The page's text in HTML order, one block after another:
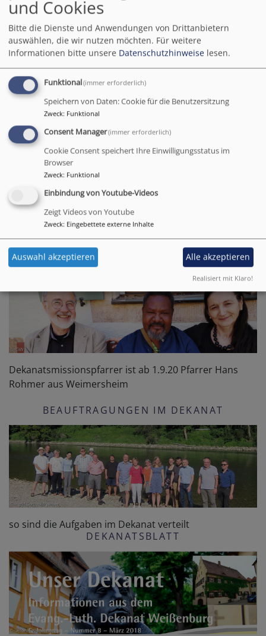
KLINIKSEELSORGE
Klinikseelsorge durch Pfrin Sibylle Bloch
MITARBEITERVERTRETUNG (MAV)
Im Dekanat Weißenburg gibt es eine neue MAV
PARTNERSCHAFT BOANA
Dekanatsmissionspfarrer ist ab 1.9.20 Pfarrer Hans
Rohmer aus Weimersheim
BEAUFTRAGUNGEN IM DEKANAT
so sind die Aufgaben im Dekanat verteilt
DEKANATSBLATT
und Cookies
Bitte die Dienste und Anwendungen von Drittanbietern
auswählen, die wir nutzen möchten. Für weitere
Informationen bitte unsere Datenschutzhinweise lesen.
Funktional(immer erforderlich)
Speichern von Daten: Cookie für die Benutzersitzung
Zweck: Funktional
Consent Manager(immer erforderlich)
Cookie Consent speichert Ihre Einwilligungsstatus im
Browser
Zweck: Funktional
Einbindung von Youtube-Videos
Zeigt Videos von Youtube
Zweck: Eingebettete externe Inhalte
Auswahl akzeptieren Alle akzeptieren
Realisiert mit Klaro!